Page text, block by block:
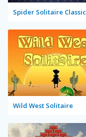
Spider Solitaire Classic
Wild West Solitaire